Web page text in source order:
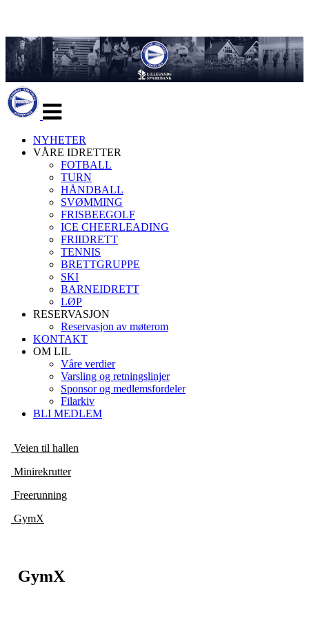
navigasjon
NYHETER
VÅRE IDRETTER
FOTBALL
TURN
HÅNDBALL
SVØMMING
FRISBEEGOLF
ICE CHEERLEADING
FRIIDRETT
TENNIS
BRETTGRUPPE
SKI
BARNEIDRETT
LØP
RESERVASJON
Reservasjon av møterom
KONTAKT
OM LIL
Våre verdier
Varsling og retningslinjer
Sponsor og medlemsfordeler
Filarkiv
BLI MEDLEM
Veien til hallen
Minirekrutter
Freerunning
GymX
GymX